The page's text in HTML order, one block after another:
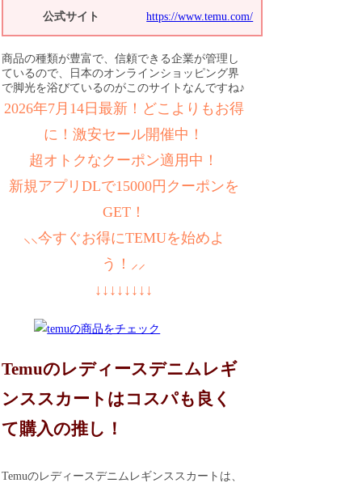
公式サイト https://www.temu.com/
商品の種類が豊富で、信頼できる企業が管理し
ているので、日本のオンラインショッピング界
で脚光を浴びているのがこのサイトなんですね♪
2026年7月14日最新！どこよりもお得
に！激安セール開催中！
超オトクなクーポン適用中！
新規アプリDLで15000円クーポンを
GET！
⸜⸜今すぐお得にTEMUを始めよ
う！⸝⸝
↓↓↓↓↓↓↓↓
Temuのレディースデニムレギ
ンススカートはコスパも良く
て購入の推し！
Temuのレディースデニムレギンススカートは、